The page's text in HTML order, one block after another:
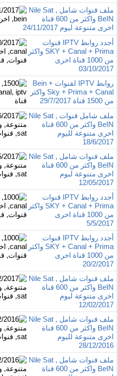
ملف قنوات شامل Nile Sat ,
BeIN واكثر من 600 قناة
اخرى متنوعة ليوم 24/11/2017
أجدد روابط IPTV قنوات
SKY + Canal + Prima واكثر
من 1000 قناة اخرى
03/10/2017
روابط IPTV لقنوات Bein +
Sky + Prima + Canal واكثر
من 1500 قناة 29/7/2017
ملف شامل قنوات Nile Sat ,
BeIN واكثر من 600 قناة
اخرى متنوعة لليوم
18/6/2017
ملف قنوات شامل Nile Sat ,
BeIN واكثر من 600 قناة
اخرى متنوعة ليوم
12/05/2017
أجدد روابط IPTV قنوات
SKY + Canal + Prima واكثر
من 1000 قناة اخرى
5/5/2017
أجدد روابط IPTV قنوات
SKY + Canal + Prima واكثر
من 1000 قناة اخرى
20/2/2017
ملف قنوات شامل Nile Sat ,
BeIN واكثر من 600 قناة
اخرى متنوعة ليوم
12/02/2017
ملف قنوات شامل Nile Sat ,
BeIN واكثر من 600 قناة
اخرى متنوعة لليوم
28/12/2016
ملف قنوات شامل Nile Sat ,
BeIN واكثر من 600 قناة